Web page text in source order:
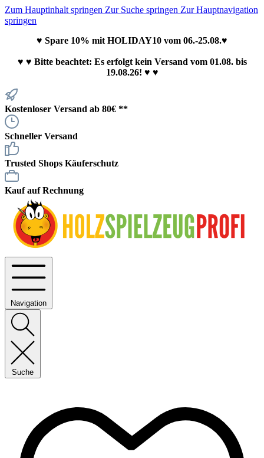
Zum Hauptinhalt springen Zur Suche springen Zur Hauptnavigation
springen
♥ Spare 10% mit HOLIDAY10 vom 06.-25.08.♥
♥ ♥ Bitte beachtet: Es erfolgt kein Versand vom 01.08. bis
19.08.26! ♥ ♥
Kostenloser Versand ab 80€ **
Schneller Versand
Trusted Shops Käuferschutz
Kauf auf Rechnung
Navigation
Suche